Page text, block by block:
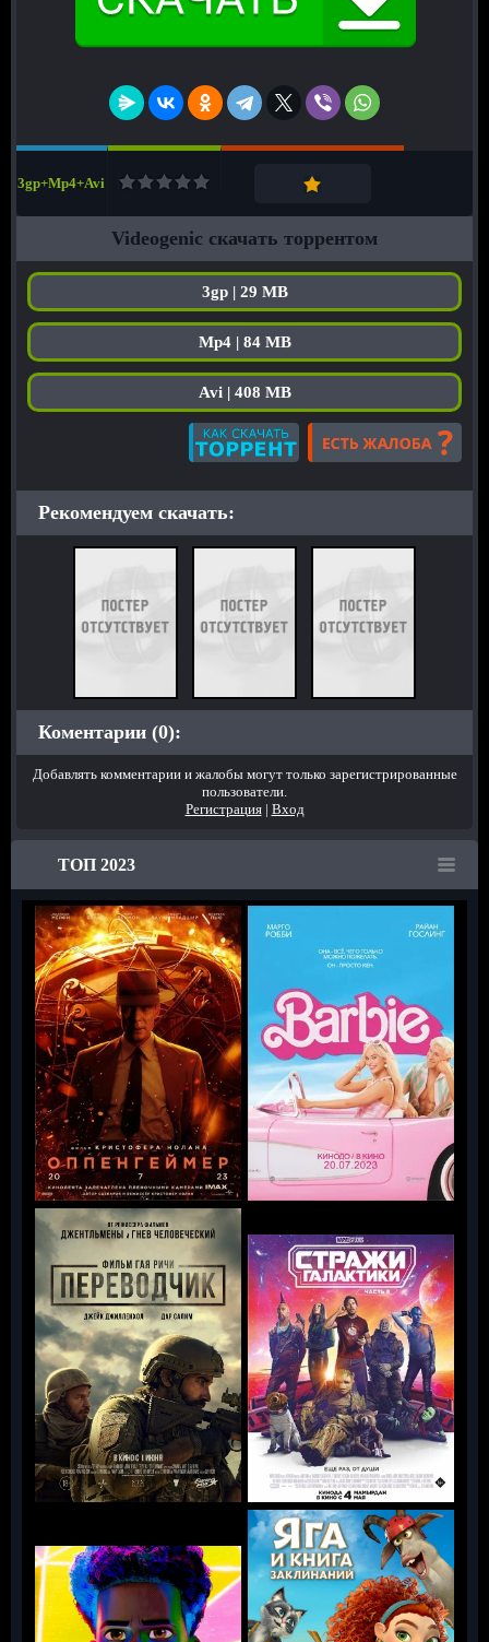
3gp+Mp4+Avi
Videogenic скачать торрентом
3gp | 29 MB
Mp4 | 84 MB
Avi | 408 MB
Рекомендуем скачать:
Коментарии (0):
Добавлять комментарии и жалобы могут только зарегистрированные
пользователи.
Регистрация| Вход
ТОП 2023